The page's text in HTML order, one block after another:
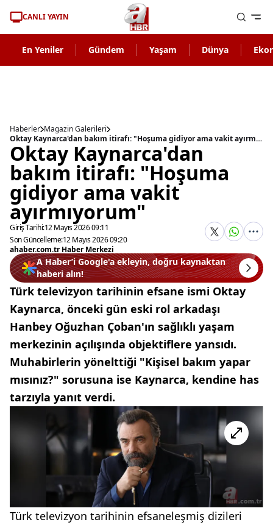
CANLI YAYIN
En Yeniler Gündem Yaşam Dünya
Haberler Magazin Galerileri
Oktay Kaynarca'dan bakım itirafı: "Hoşuma gidiyor ama vakit ayırmıyorum"
Oktay Kaynarca'dan
bakım itirafı: "Hoşuma
gidiyor ama vakit
ayırmıyorum"
Giriş Tarihi:12 Mayıs 2026 09:11
Son Güncelleme:12 Mayıs 2026 09:20
ahaber.com.tr Haber Merkezi
A Haber’i Google'a ekleyin, doğru kaynaktan
haberi alın!
Türk televizyon tarihinin efsane ismi Oktay
Kaynarca, önceki gün eski rol arkadaşı
Hanbey Oğuzhan Çoban'ın sağlıklı yaşam
merkezinin açılışında objektiflere yansıdı.
Muhabirlerin yönelttiği "Kişisel bakım yapar
mısınız?" sorusuna ise Kaynarca, kendine has
tarzıyla yanıt verdi.
Türk televizyon tarihinin efsaneleşmiş dizileri